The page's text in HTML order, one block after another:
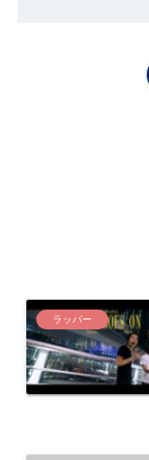
ラッパー